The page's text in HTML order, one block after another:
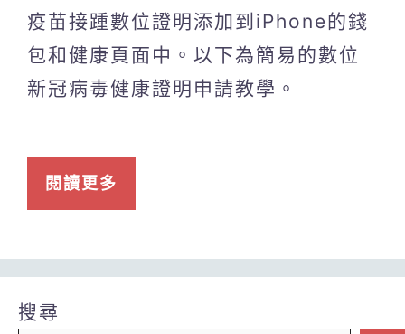
疫苗接踵數位證明添加到iPhone的錢
包和健康頁面中。以下為簡易的數位
新冠病毒健康證明申請教學。
閱讀更多
搜尋